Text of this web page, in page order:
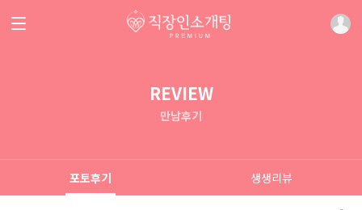
REVIEW
만남후기
포토후기 생생리뷰